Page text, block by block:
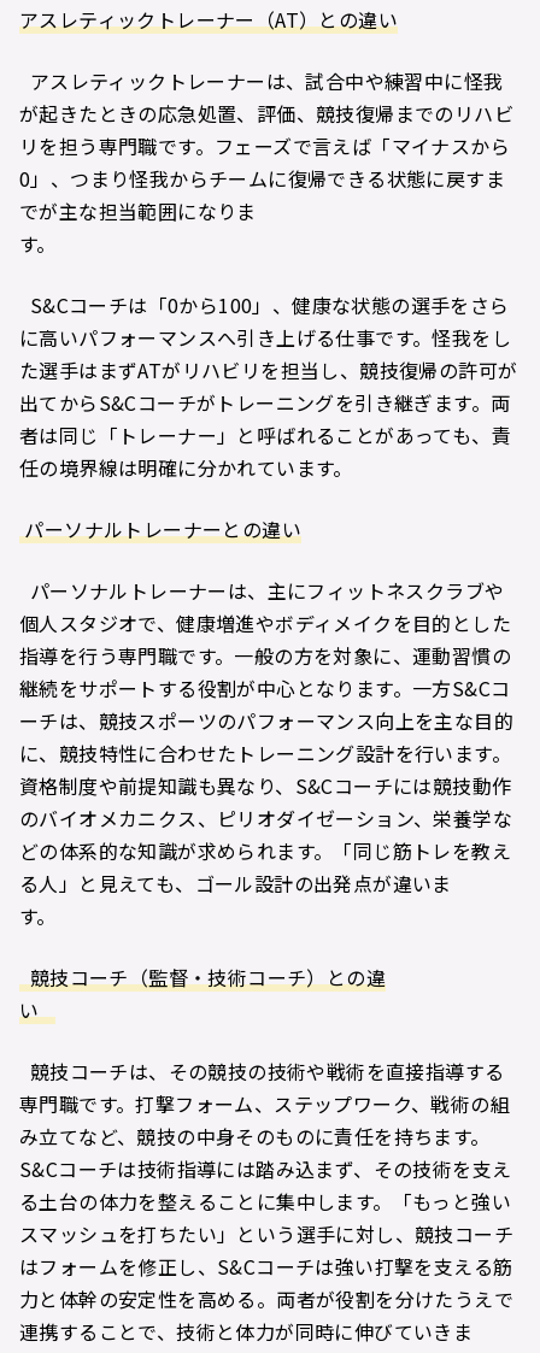
アスレティックトレーナー（AT）との違い
アスレティックトレーナーは、試合中や練習中に怪我
が起きたときの応急処置、評価、競技復帰までのリハビ
リを担う専門職です。フェーズで言えば「マイナスから
0」、つまり怪我からチームに復帰できる状態に戻すま
でが主な担当範囲になりま
す。
S&Cコーチは「0から100」、健康な状態の選手をさら
に高いパフォーマンスへ引き上げる仕事です。怪我をし
た選手はまずATがリハビリを担当し、競技復帰の許可が
出てからS&Cコーチがトレーニングを引き継ぎます。両
者は同じ「トレーナー」と呼ばれることがあっても、責
任の境界線は明確に分かれています。
パーソナルトレーナーとの違い
パーソナルトレーナーは、主にフィットネスクラブや
個人スタジオで、健康増進やボディメイクを目的とした
指導を行う専門職です。一般の方を対象に、運動習慣の
継続をサポートする役割が中心となります。一方S&Cコ
ーチは、競技スポーツのパフォーマンス向上を主な目的
に、競技特性に合わせたトレーニング設計を行います。
資格制度や前提知識も異なり、S&Cコーチには競技動作
のバイオメカニクス、ピリオダイゼーション、栄養学な
どの体系的な知識が求められます。「同じ筋トレを教え
る人」と見えても、ゴール設計の出発点が違いま
す。
競技コーチ（監督・技術コーチ）との違
い
競技コーチは、その競技の技術や戦術を直接指導する
専門職です。打撃フォーム、ステップワーク、戦術の組
み立てなど、競技の中身そのものに責任を持ちます。
S&Cコーチは技術指導には踏み込まず、その技術を支え
る土台の体力を整えることに集中します。「もっと強い
スマッシュを打ちたい」という選手に対し、競技コーチ
はフォームを修正し、S&Cコーチは強い打撃を支える筋
力と体幹の安定性を高める。両者が役割を分けたうえで
連携することで、技術と体力が同時に伸びていきま